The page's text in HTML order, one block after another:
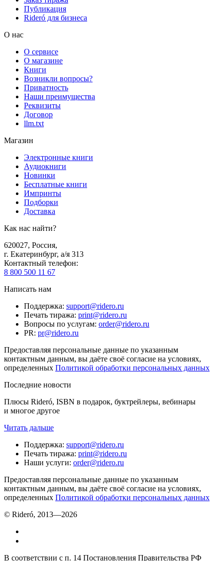
Публикация
Rideró для бизнеса
О нас
О сервисе
О магазине
Книги
Возникли вопросы?
Приватность
Наши преимущества
Реквизиты
Договор
llm.txt
Магазин
Электронные книги
Аудиокниги
Новинки
Бесплатные книги
Импринты
Подборки
Доставка
Как нас найти?
620027, Россия,
г. Екатеринбург, а/я 313
Контактный телефон:
8 800 500 11 67
Написать нам
Поддержка: support@ridero.ru
Печать тиража: print@ridero.ru
Вопросы по услугам: order@ridero.ru
PR: pr@ridero.ru
Предоставляя персональные данные по указанным
контактным данным, вы даёте своё согласие на условиях,
определенных Политикой обработки персональных данных
Последние новости
Плюсы Rideró, ISBN в подарок, буктрейлеры, вебинары
и многое другое
Читать дальше
Поддержка: support@ridero.ru
Печать тиража: print@ridero.ru
Наши услуги: order@ridero.ru
Предоставляя персональные данные по указанным
контактным данным, вы даёте своё согласие на условиях,
определенных Политикой обработки персональных данных
© Rideró, 2013—2026
В соответствии с п. 14 Постановления Правительства РФ